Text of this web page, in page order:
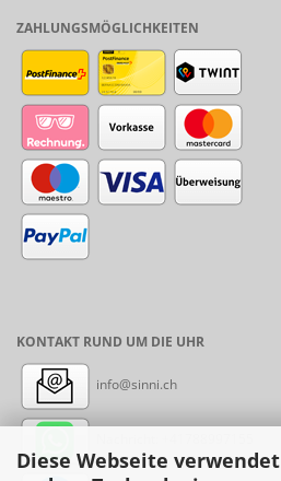
Diese Webseite
ZAHLUNGSMÖGLICHKEITEN
KONTAKT RUND UM DIE UHR
info@sinni.ch